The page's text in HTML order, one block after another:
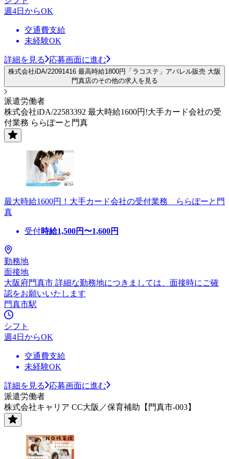
週4日からOK
交通費支給
未経験OK
詳細を見る 応募画面に進む
株式会社iDA/22091416 最高時給1800円「ラコステ」アパレル販売 大阪
門真店のその他の求人を見る
派遣労働者
株式会社iDA/22583392 最大時給1600円!大手カード会社の受
付業務 ららぽーと門真
最大時給1600円！大手カード会社の受付業務 ららぽーと門
真
受付時給1,500円〜1,600円
勤務地
面接地
大阪府門真市 詳細な勤務地につきましては、面接時にご確
認をお願いいたします
門真市駅
シフト
週4日からOK
交通費支給
未経験OK
詳細を見る
応募画面に進む
派遣労働者
株式会社キャリア CC大阪／保育補助【門真市-003】